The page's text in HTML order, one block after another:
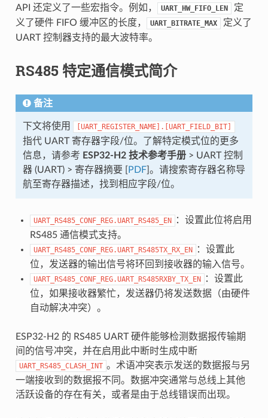
API 还定义了一些宏指令。例如， UART_HW_FIFO_LEN
定
义了硬件 FIFO 缓冲区的长度，
UART_BITRATE_MAX
定义了
UART 控制器支持的最大波特率。
RS485 特定通信模式简介
备注
下文将使用 [UART_REGISTER_NAME].[UART_FIELD_BIT]
指代 UART 寄存器字段/位。了解特定模式位的更多
信息，请参考 ESP32-H2 技术参考手册> UART 控制
器 (UART) > 寄存器摘要 [
PDF]。请搜索寄存器名称导
航至寄存器描述，找到相应字段/位。
UART_RS485_CONF_REG.UART_RS485_EN
：设置此位将启用
RS485 通信模式支持。
UART_RS485_CONF_REG.UART_RS485TX_RX_EN
：设置此
位，发送器的输出信号将环回到接收器的输入信号。
UART_RS485_CONF_REG.UART_RS485RXBY_TX_EN
：设置此
位，如果接收器繁忙，发送器仍将发送数据（由硬件
自动解决冲突）。
ESP32-H2 的 RS485 UART 硬件能够检测数据报传输期
间的信号冲突，并在启用此中断时生成中断
UART_RS485_CLASH_INT 。术语冲突表示发送的数据报与另
一端接收到的数据报不同。数据冲突通常与总线上其他
活跃设备的存在有关，或者是由于总线错误而出现。